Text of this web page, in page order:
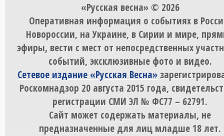
«Русская весна» © 2026
Оперативная информация о событиях в
Новороссии, на Украине, в Сирии и мире,
эфиры, вести с мест от непосредственных
событий, эксклюзивные фото и видео.
Сетевое издание «Русская Весна»
Роскомнадзор 20 августа 2015 года,
регистрации СМИ ЭЛ № ФС77 – 62791.
Сайт может содержать материалы, не
предназначенные для лиц младше 18 лет.